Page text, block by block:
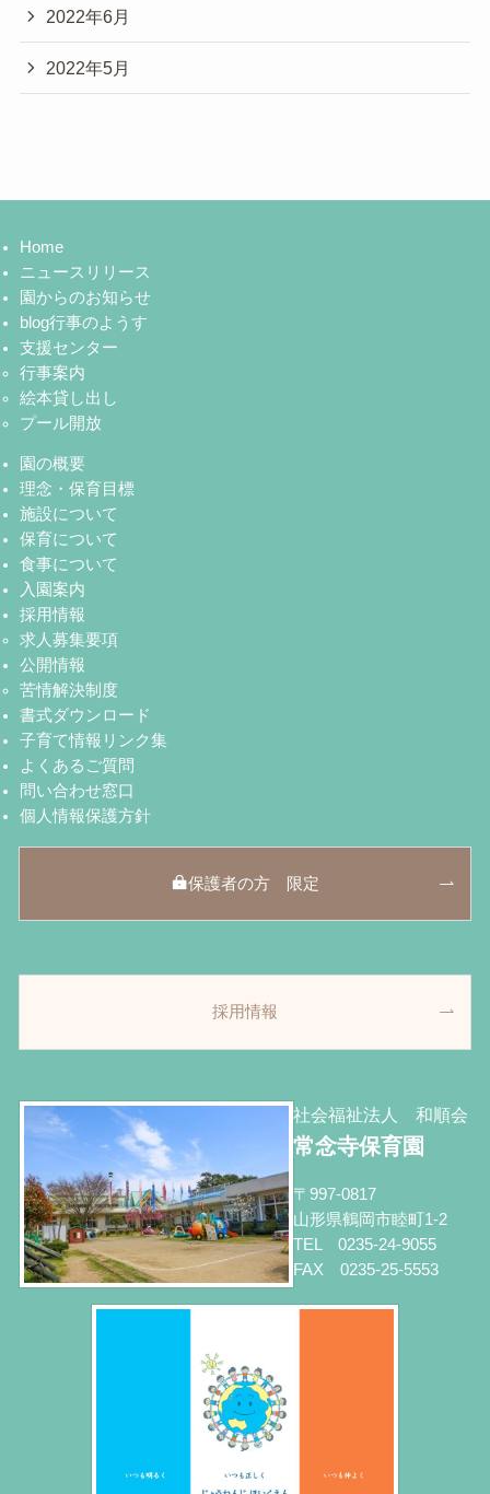
2022年6月
2022年5月
Home
ニュースリリース
園からのお知らせ
blog行事のようす
支援センター
行事案内
絵本貸し出し
プール開放
園の概要
理念・保育目標
施設について
保育について
食事について
入園案内
採用情報
求人募集要項
公開情報
苦情解決制度
書式ダウンロード
子育て情報リンク集
よくあるご質問
問い合わせ窓口
個人情報保護方針
保護者の方 限定
採用情報
社会福祉法人 和順会
常念寺保育園
〒997-0817
山形県鶴岡市睦町1-2
TEL 0235-24-9055
FAX 0235-25-5553